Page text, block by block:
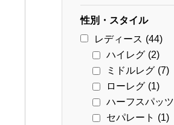
性別・スタイル
レディース (44)
ハイレグ (2)
ミドルレグ (7)
ローレグ (1)
ハーフスパッツ
セパレート (1)